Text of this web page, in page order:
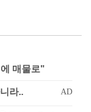
매물로"